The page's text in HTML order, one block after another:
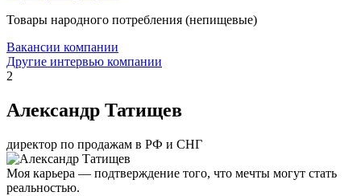
Товары народного потребления (непищевые)
Вакансии компании
Другие интервью компании
2
Александр Татищев
директор по продажам в РФ и СНГ
Моя карьера — подтверждение того, что мечты могут стать
реальностью.